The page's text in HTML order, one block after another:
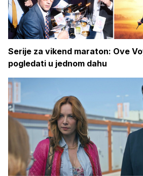
Serije za vikend maraton: Ove
pogledati u jednom dahu